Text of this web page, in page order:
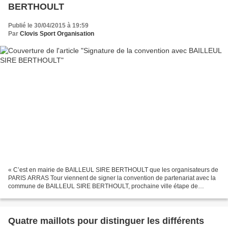
BERTHOULT
Publié le 30/04/2015 à 19:59
Par Clovis Sport Organisation
« C’est en mairie de BAILLEUL SIRE BERTHOULT que les organisateurs de
PARIS ARRAS Tour viennent de signer la convention de partenariat avec la
commune de BAILLEUL SIRE BERTHOULT, prochaine ville étape de
Quatre maillots pour distinguer les différents